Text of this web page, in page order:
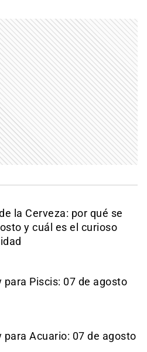
la Cerveza: por qué se
y cuál es el curioso
para Piscis: 07 de agosto
para Acuario: 07 de agosto